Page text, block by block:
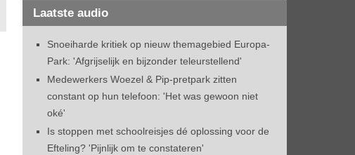
Laatste audio
Snoeiharde kritiek op nieuw themagebied Europa-
Park: 'Afgrijselijk en bijzonder teleurstellend'
Medewerkers Woezel & Pip-pretpark zitten
constant op hun telefoon: 'Het was gewoon niet
oké'
Is stoppen met schoolreisjes dé oplossing voor de
Efteling? 'Pijnlijk om te constateren'